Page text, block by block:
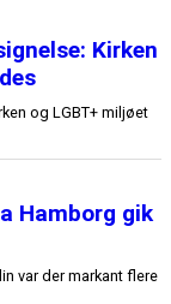
Kirken
og LGBT+ miljøet
Hamborg gik
var der markant flere